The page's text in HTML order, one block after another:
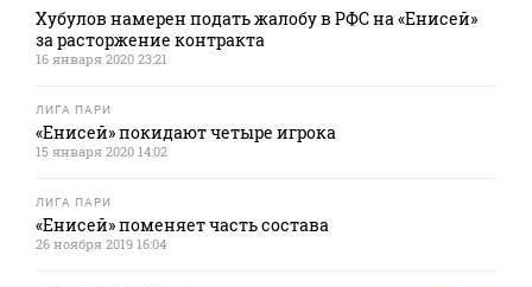
Хубулов намерен подать жалобу в РФС на «Енисей»
за расторжение контракта
16 января 2020 23:21
ЛИГА ПАРИ
«Енисей» покидают четыре игрока
15 января 2020 14:02
ЛИГА ПАРИ
«Енисей» поменяет часть состава
26 ноября 2019 16:04